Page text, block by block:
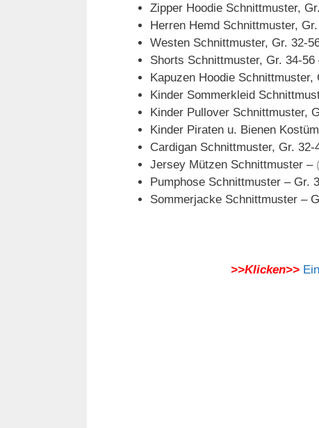
Zipper Hoodie Schnittmuster,
Herren Hemd Schnittmuster,
Westen Schnittmuster, Gr. 32-
Shorts Schnittmuster, Gr. 34-56
Kapuzen Hoodie Schnittmuster,
Kinder Sommerkleid
Kinder Pullover Schnittmuster,
Kinder Piraten u. Bienen
Cardigan Schnittmuster, Gr. 32-
Jersey Mützen Schnittmuster –
Pumphose Schnittmuster – Gr.
Sommerjacke Schnittmuster –
>>Klicken>>